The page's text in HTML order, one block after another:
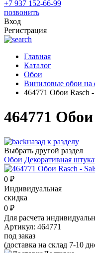
+7 937 152-66-99
позвонить
Вход
Регистрация
Главная
Каталог
Обои
Виниловые обои на
464771 Обои Rasch
464771
назад к разделу
Выбрать другой раздел
Обои Декоративная
0 ₽
Индивидуальная
скидка
0 ₽
Для расчета
Артикул: 464771
под заказ
(доставка на склад 7-10